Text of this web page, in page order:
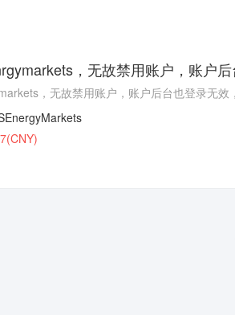
，无故禁用账户，账户
，无故禁用账户，账户后台也登录无